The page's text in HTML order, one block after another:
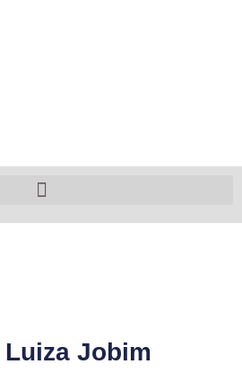
Luiza Jobim